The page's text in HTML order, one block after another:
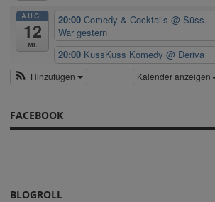
AUG.
12
Mi.
20:00Comedy & Cocktails@ Süss.
War gestern
20:00 KussKuss Komedy@ Deriva
Kalender anzeigen
Hinzufügen
FACEBOOK
BLOGROLL